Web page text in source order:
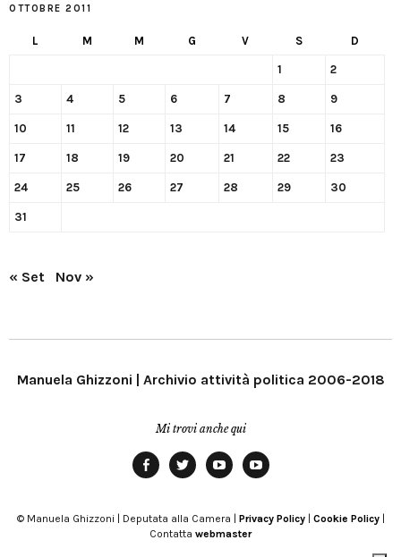
OTTOBRE 2011
L M M G V S D
1 2
3 4 5 6 7 8 9
10 11 12 13 14 15 16
17 18 19 20 21 22 23
24 25 26 27 28 29 30
31
« Set Nov »
Manuela Ghizzoni | Archivio attività politica 2006-2018
Mi trovi anche qui
Modena
© Manuela Ghizzoni | Deputata alla Camera | Privacy Policy| Cookie Policy|
Contatta webmaster